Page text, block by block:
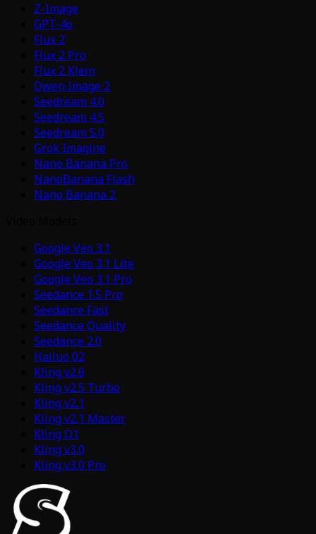
Z-Image
GPT-4o
Flux 2
Flux 2 Pro
Flux 2 Klein
Qwen Image 2
Seedream 4.0
Seedream 4.5
Seedream 5.0
Grok Imagine
Nano Banana Pro
NanoBanana Flash
Nano Banana 2
Google Veo 3.1
Google Veo 3.1 Lite
Google Veo 3.1 Pro
Seedance 1.5 Pro
Seedance Fast
Seedance Quality
Seedance 2.0
Hailuo 02
Kling v2.6
Kling v2.5 Turbo
Kling v2.1
Kling v2.1 Master
Kling O1
Kling v3.0
Kling v3.0 Pro